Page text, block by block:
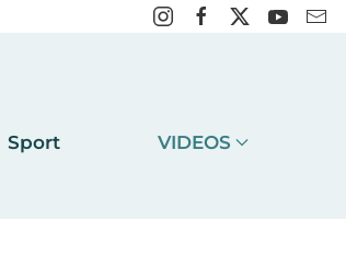
Sport VIDEOS